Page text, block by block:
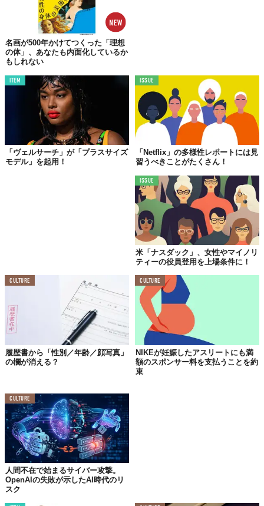
この世界は、もっと広いはずだ。
名画が500年かけてつくった「理想
の体」、あなたも内面化しているか
もしれない
ITEM
「ヴェルサーチ」が「プラスサイズ
モデル」を起用！
ISSUE
「Netflix」の多様性レポートには見
習うべきことがたくさん！
ISSUE
米「ナスダック」、女性やマイノリ
ティーの役員登用を上場条件に！
CULTURE
履歴書から「性別／年齢／顔写真」
の欄が消える？
CULTURE
NIKEが妊娠したアスリートにも満
額のスポンサー料を支払うことを約
束
CULTURE
人間不在で始まるサイバー攻撃。
OpenAIの失敗が示したAI時代のリ
スク